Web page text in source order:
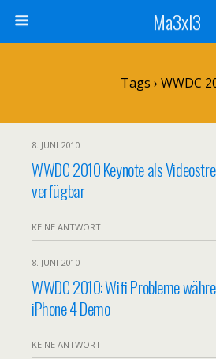
Ma3xl3
Tags › WWDC
8. JUNI 2010
WWDC 2010 Keynote als
verfügbar
KEINE ANTWORT
8. JUNI 2010
WWDC 2010: Wifi Probleme
iPhone 4 Demo
KEINE ANTWORT